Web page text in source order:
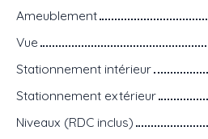
Ameublement
Vue
Stationnement intérieur
Stationnement extérieur
Niveaux (RDC inclus)